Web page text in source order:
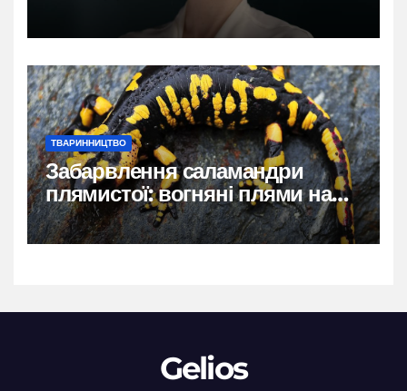
власний голос
ТВАРИННИЦТВО
Забарвлення саламандри
плямистої: вогняні плями на
чорному тлі
Gelios